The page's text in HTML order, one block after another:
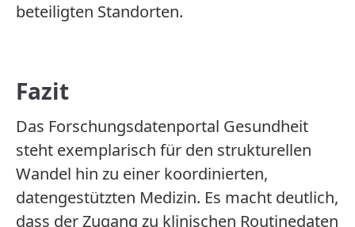
beteiligten Standorten.
Fazit
Das Forschungsdatenportal Gesundheit
steht exemplarisch für den strukturellen
Wandel hin zu einer koordinierten,
datengestützten Medizin. Es macht deutlich,
dass der Zugang zu klinischen Routinedaten